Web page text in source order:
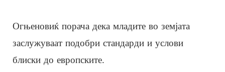
Огњеновиќ порача дека младите во земјата
заслужуваат подобри стандарди и услови
блиски до европските.